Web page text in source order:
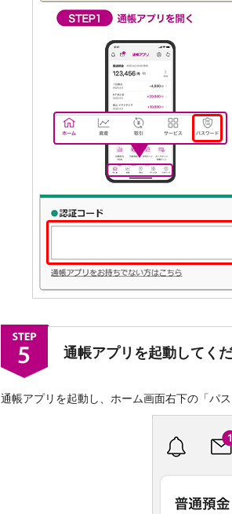
通帳アプリを起動してくだ
通帳アプリを起動し、ホーム画面右下の「パ